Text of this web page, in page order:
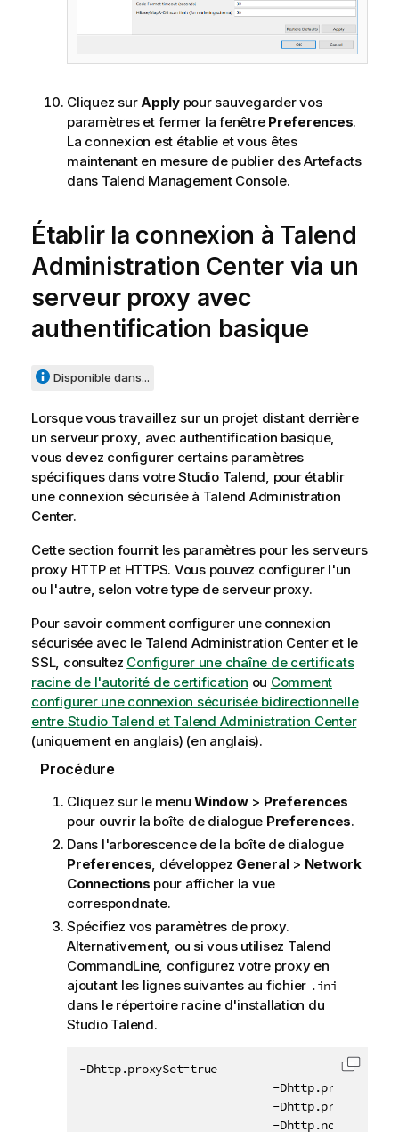
Cliquez surApplypour sauvegarder vos
paramètres et fermer la fenêtre Preferences.
La connexion est établie et vous êtes
maintenant en mesure de publier des Artefacts
dans Talend Management Console.
Établir la connexion à Talend
Administration Centervia un
serveur proxy avec
authentification basique
Disponible dans...
Lorsque vous travaillez sur un projet distant derrière
un serveur proxy, avec authentification basique,
vous devez configurer certains paramètres
spécifiques dans votreStudio Talend , pour établir
une connexion sécurisée à Talend Administration
Center.
Cette section fournit les paramètres pour les serveurs
proxy HTTP et HTTPS. Vous pouvez configurer l'un
ou l'autre, selon votre type de serveur proxy.
Pour savoir comment configurer une connexion
sécurisée avec le Talend Administration Centeret le
SSL, consultez Configurer une chaîne de certificats
racine de l'autorité de certification ou Comment
configurer une connexion sécurisée bidirectionnelle
entre Studio Talend et Talend Administration Center
(uniquement en anglais) (en anglais).
Procédure
Cliquez sur le menu Window> Preferences
pour ouvrir la boîte de dialogue Preferences.
Dans l'arborescence de la boîte de dialogue
Preferences , développez General> Network
Connections pour afficher la vue
correspondnate.
Spécifiez vos paramètres de proxy.
Alternativement, ou si vous utilisez Talend
CommandLine, configurez votre proxy en
ajoutant les lignes suivantes au fichier .ini
dans le répertoire racine d'installation du
Studio Talend.
-Dhttp.proxySet=true
                            -Dhttp.proxyHost=
                            -Dhttp.proxyPort=
-
Copier